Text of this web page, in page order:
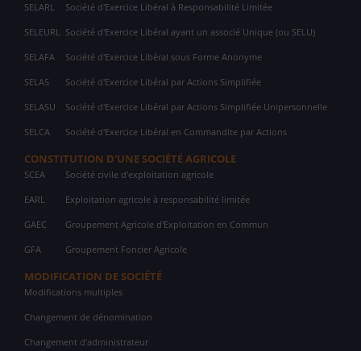
SELARL Société d'Exercice Libéral à Responsabilité Limitée
SELEURL Société d'Exercice Libéral ayant un associé Unique (ou SELU)
SELAFA Société d'Exercice Libéral sous Forme Anonyme
SELAS Société d'Exercice Libéral par Actions Simplifiée
SELASU Société d'Exercice Libéral par Actions Simplifiée Unipersonnelle
SELCA Société d'Exercice Libéral en Commandite par Actions
CONSTITUTION D'UNE SOCIÉTÉ AGRICOLE
SCEA Société civile d'exploitation agricole
EARL Exploitation agricole à responsabilité limitée
GAEC Groupement Agricole d'Exploitation en Commun
GFA Groupement Foncier Agricole
MODIFICATION DE SOCIÉTÉ
Modifications multiples
Changement de dénomination
Changement d'administrateur